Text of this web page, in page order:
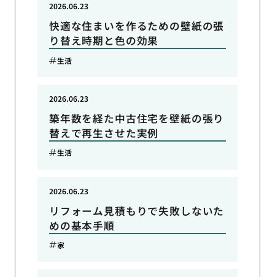
快適な住まいを作るための壁紙の張
り替え時期と色の効果
2026.06.23
生活
築年数を経た中古住宅を壁紙の張り
替えで再生させた実例
2026.06.23
生活
リフォーム見積もりで失敗しないた
めの基本手順
2026.06.23
家